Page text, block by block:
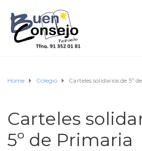
Home Colegio Carteles solidarios de 5º
Carteles
5º de Primaria